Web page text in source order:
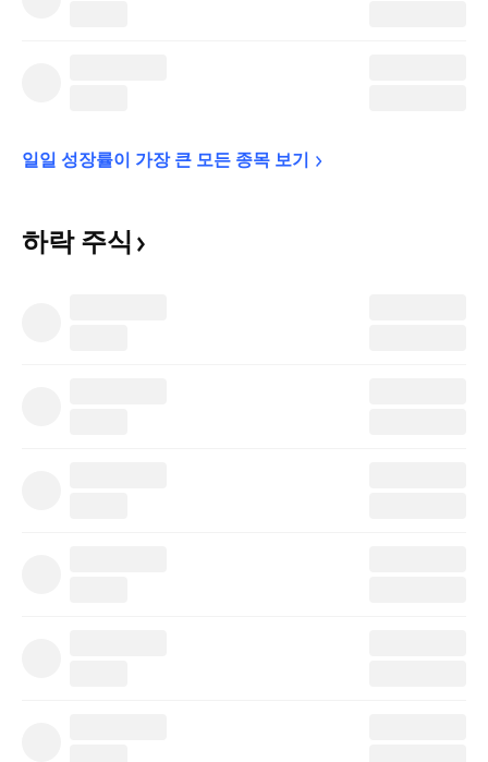
일일 성장률이 가장 큰 모든 종목 보기
하락 주식